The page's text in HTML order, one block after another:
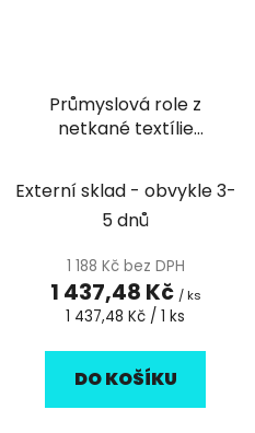
Průmyslová role z
netkané textílie
white 500 bílá - 1ks
Externí sklad - obvykle 3-
5 dnů
1 188 Kč bez DPH
1 437,48 Kč / ks
Měrná
1 437,48 Kč / 1 ks
DO KOŠÍKU